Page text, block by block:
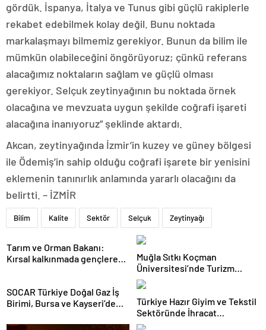
gördük. İspanya, İtalya ve Tunus gibi güçlü rakiplerle
rekabet edebilmek kolay değil. Bunu noktada
markalaşmayı bilmemiz gerekiyor. Bunun da bilim ile
mümkün olabileceğini öngörüyoruz; çünkü referans
alacağımız noktaların sağlam ve güçlü olması
gerekiyor. Selçuk zeytinyağının bu noktada örnek
olacağına ve mevzuata uygun şekilde coğrafi işareti
alacağına inanıyoruz” şeklinde aktardı.
Akcan, zeytinyağında İzmir’in kuzey ve güney bölgesi
ile Ödemiş’in sahip olduğu coğrafi işarete bir yenisini
eklemenin tanınırlık anlamında yararlı olacağını da
belirtti. – İZMİR
Bilim Kalite Sektör Selçuk Zeytinyağı
Tarım ve Orman Bakanı:
Kırsal kalkınmada gençlere
Muğla Sıtkı Koçman
Üniversitesi’nde Turizm
Sektörü ve Öğrenciler
Buluştu
SOCAR Türkiye Doğal Gaz İş
Birimi, Bursa ve Kayseri’de
Türkiye Hazır Giyim ve Tekstil
Sektöründe İhracat
Hedeflerini Açıkladı